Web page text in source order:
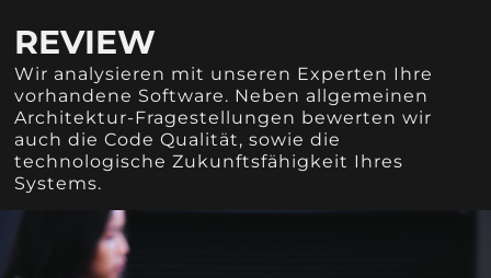
REVIEW
Wir analysieren mit unseren Experten Ihre
vorhandene Software. Neben allgemeinen
Architektur-Fragestellungen bewerten wir
auch die Code Qualität, sowie die
technologische Zukunftsfähigkeit Ihres
Systems.